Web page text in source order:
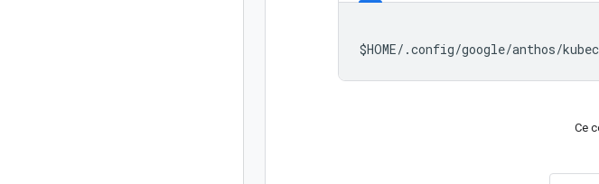
$HOME/.config/google/anthos/
Ce